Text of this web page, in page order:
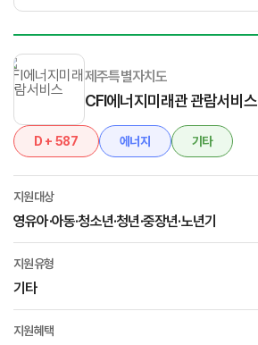
제주특별자치도
CFI에너지미래관 관람서비스
D + 587 에너지 기타
지원대상
영유아·아동·청소년·청년·중장년·노년기
지원유형
기타
지원혜택